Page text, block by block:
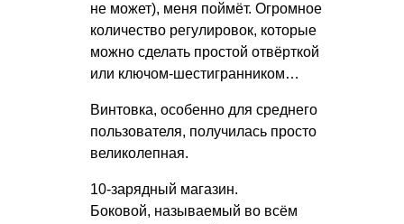
не может), меня поймёт. Огромное
количество регулировок, которые
можно сделать простой отвёрткой
или ключом-шестигранником…
Винтовка, особенно для среднего
пользователя, получилась просто
великолепная.
10-зарядный магазин.
Боковой, называемый во всём